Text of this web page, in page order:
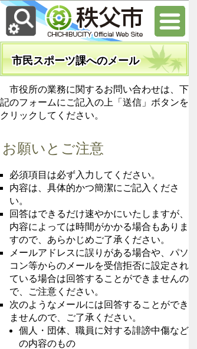
市民スポーツ課へのメール
市役所の業務に関するお問い合わせは、下
記のフォームにご記入の上「送信」ボタンを
クリックしてください。
お願いとご注意
必須項目は必ず入力してください。
内容は、具体的かつ簡潔にご記入くださ
い。
回答はできるだけ速やかにいたしますが、
内容によっては時間がかかる場合もありま
すので、あらかじめご了承ください。
メールアドレスに誤りがある場合や、パソ
コン等からのメールを受信拒否に設定され
ている場合は回答することができませんの
で、ご注意ください。
次のようなメールには回答することができ
ませんので、ご了承ください。
個人・団体、職員に対する誹謗中傷など
の内容のもの